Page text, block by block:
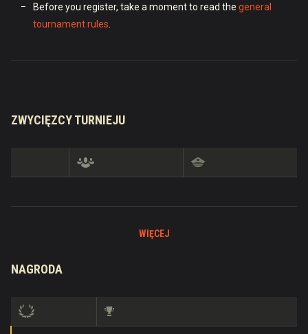
Before you register, take a moment to read the general
tournament rules
ZWYCIĘZCY TURNIEJU
WIĘCEJ
NAGRODA